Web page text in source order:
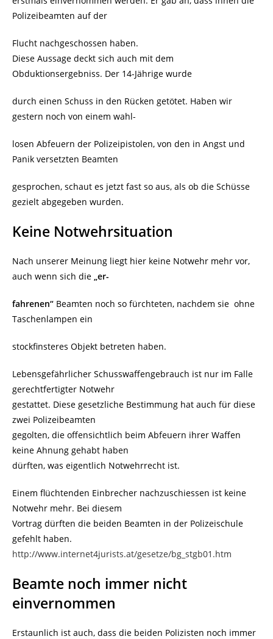
Polizeibeamten auf der
Flucht nachgeschossen haben.
Diese Aussage deckt sich auch mit dem
Obduktionsergebniss. Der 14-Jährige wurde
durch einen Schuss in den Rücken getötet. Haben wir
gestern noch von einem wahl-
losen Abfeuern der Polizeipistolen, von den in Angst und
Panik versetzten Beamten
gesprochen, schaut es jetzt fast so aus, als ob die Schüsse
gezielt abgegeben wurden.
Keine Notwehrsituation
Nach unserer Meinung liegt hier keine Notwehr mehr vor,
auch wenn sich die „er-
fahrenen“ Beamten noch so fürchteten, nachdem sie ohne
Taschenlampen ein
stockfinsteres Objekt betreten haben.
Lebensgefährlicher Schusswaffengebrauch ist nur im Falle
gerechtfertigter Notwehr
gestattet. Diese gesetzliche Bestimmung hat auch für diese
zwei Polizeibeamten
gegolten, die offensichtlich beim Abfeuern ihrer Waffen
keine Ahnung gehabt haben
dürften, was eigentlich Notwehrrecht ist.
Einem flüchtenden Einbrecher nachzuschiessen ist keine
Notwehr mehr. Bei diesem
Vortrag dürften die beiden Beamten in der Polizeischule
gefehlt haben.
http://www.internet4jurists.at/gesetze/bg_stgb01.htm
Beamte noch immer nicht
einvernommen
Erstaunlich ist auch, dass die beiden Polizisten noch immer